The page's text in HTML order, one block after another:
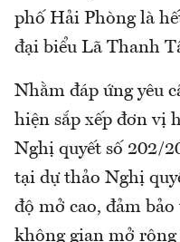
phố Hải Phòng là
đại biểu Lã Thanh
Nhằm đáp ứng yêu
hiện sắp xếp đơn vị
Nghị quyết số 202/
tại dự thảo Nghị
độ mở cao, đảm
không gian mở rộng